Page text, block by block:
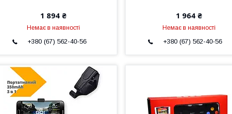
1 894 ₴
Немає в наявності
+380 (67) 562-40-56
1 964 ₴
Немає в наявності
+380 (67) 562-40-56